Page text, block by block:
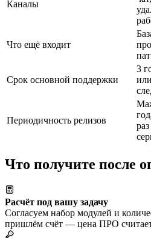
Каналы
Что ещё входит
Срок основной поддержки
3
Периодичность релизов
Что получите после
Расчёт под вашу задачу
Согласуем набор модулей и
пришлём счёт — цена ПРО